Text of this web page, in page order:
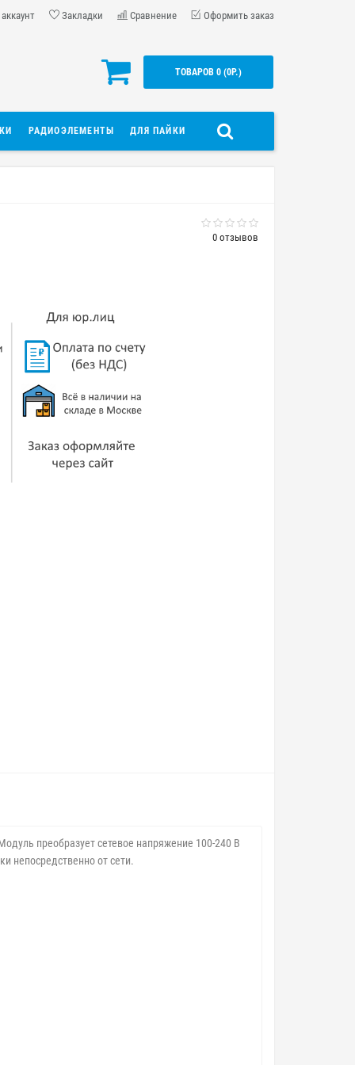
Закладки Сравнение Оформить заказ
ТОВАРОВ 0 (0Р.)
РАДИОЭЛЕМЕНТЫ ДЛЯ ПАЙКИ
0 отзывов
преобразует сетевое напряжение 100-240 В
непосредственно от сети.